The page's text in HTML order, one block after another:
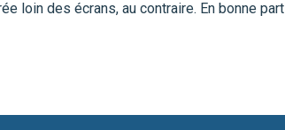
loin des écrans, au contraire. En bonne